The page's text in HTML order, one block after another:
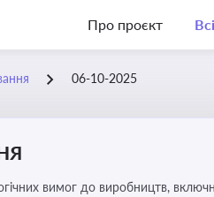
Про проєкт
06-10-2025
вимог до виробництв,